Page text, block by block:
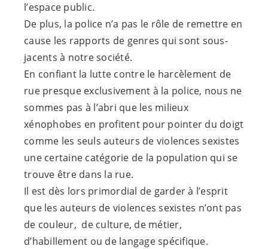
l’espace public.
De plus, la police n’a pas le rôle de remettre en
cause les rapports de genres qui sont sous-
jacents à notre société.
En confiant la lutte contre le harcèlement de
rue presque exclusivement à la police, nous ne
sommes pas à l’abri que les milieux
xénophobes en profitent pour pointer du doigt
comme les seuls auteurs de violences sexistes
une certaine catégorie de la population qui se
trouve être dans la rue.
Il est dès lors primordial de garder à l’esprit
que les auteurs de violences sexistes n’ont pas
de couleur, de culture, de métier,
d’habillement ou de langage spécifique.